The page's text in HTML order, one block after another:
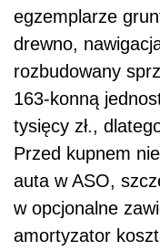
egzemplarze
drewno,
rozbudowany
163-konną
tysięcy zł.,
Przed kupnem
auta w ASO,
w opcjonalne
amortyzator